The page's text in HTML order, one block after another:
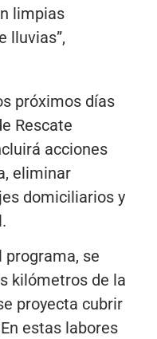
limpias
lluvias”,
próximos días
Rescate
acciones
eliminar
domiciliarios y
programa, se
kilómetros de la
proyecta cubrir
estas labores